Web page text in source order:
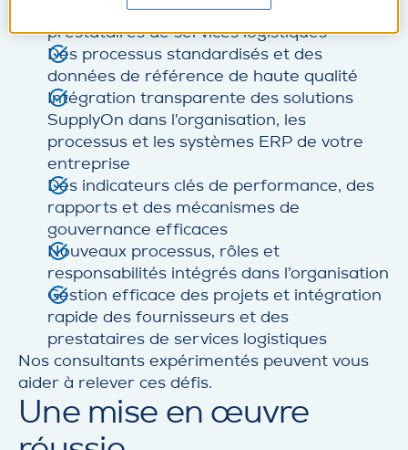
avec les fournisseurs, les clients et les
prestataires de services logistiques
Des processus standardisés et des
données de référence de haute qualité
Intégration transparente des solutions
SupplyOn dans l’organisation, les
processus et les systèmes ERP de votre
entreprise
Des indicateurs clés de performance, des
rapports et des mécanismes de
gouvernance efficaces
Nouveaux processus, rôles et
responsabilités intégrés dans l’organisation
Gestion efficace des projets et intégration
rapide des fournisseurs et des
prestataires de services logistiques
Nos consultants expérimentés peuvent vous
aider à relever ces défis.
Une mise en œuvre